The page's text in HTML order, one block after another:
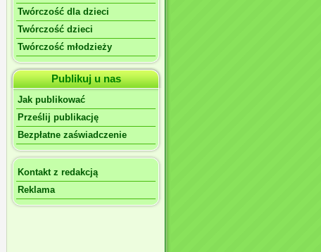
Twórczość dla dzieci
Twórczość dzieci
Twórczość młodzieży
Publikuj u nas
Jak publikować
Prześlij publikację
Bezpłatne zaświadczenie
Kontakt z redakcją
Reklama